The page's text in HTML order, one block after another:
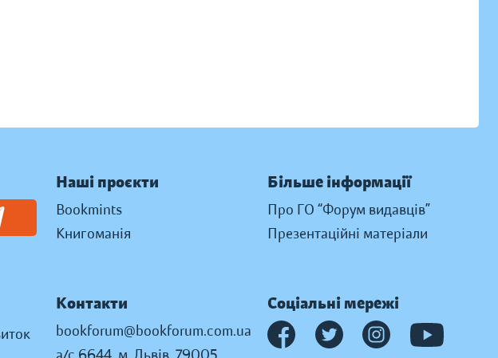
Наші проєкти
Bookmints
Книгоманія
Більше інформації
Про ГО “Форум видавців”
Презентаційні матеріали
Контакти
bookforum@bookforum.com.ua
Соціальні мережі